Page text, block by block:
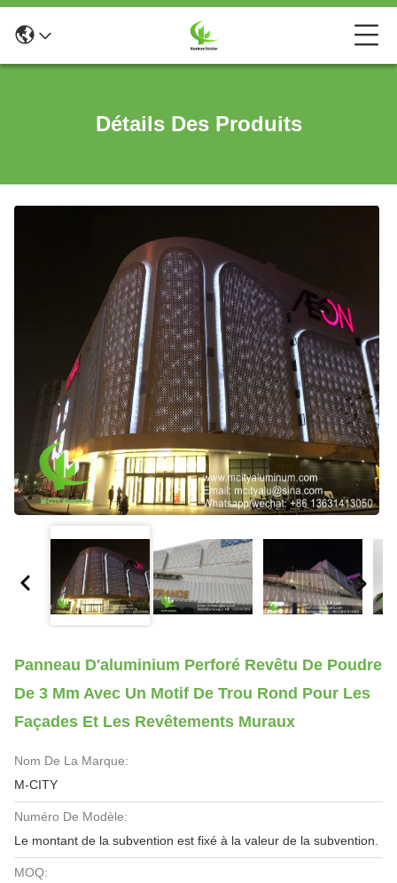
Détails Des Produits
Panneau D'aluminium Perforé Revêtu De Poudre
De 3 Mm Avec Un Motif De Trou Rond Pour Les
Façades Et Les Revêtements Muraux
Nom De La Marque:
M-CITY
Numéro De Modèle:
Le montant de la subvention est fixé à la valeur de la subvention.
MOQ: